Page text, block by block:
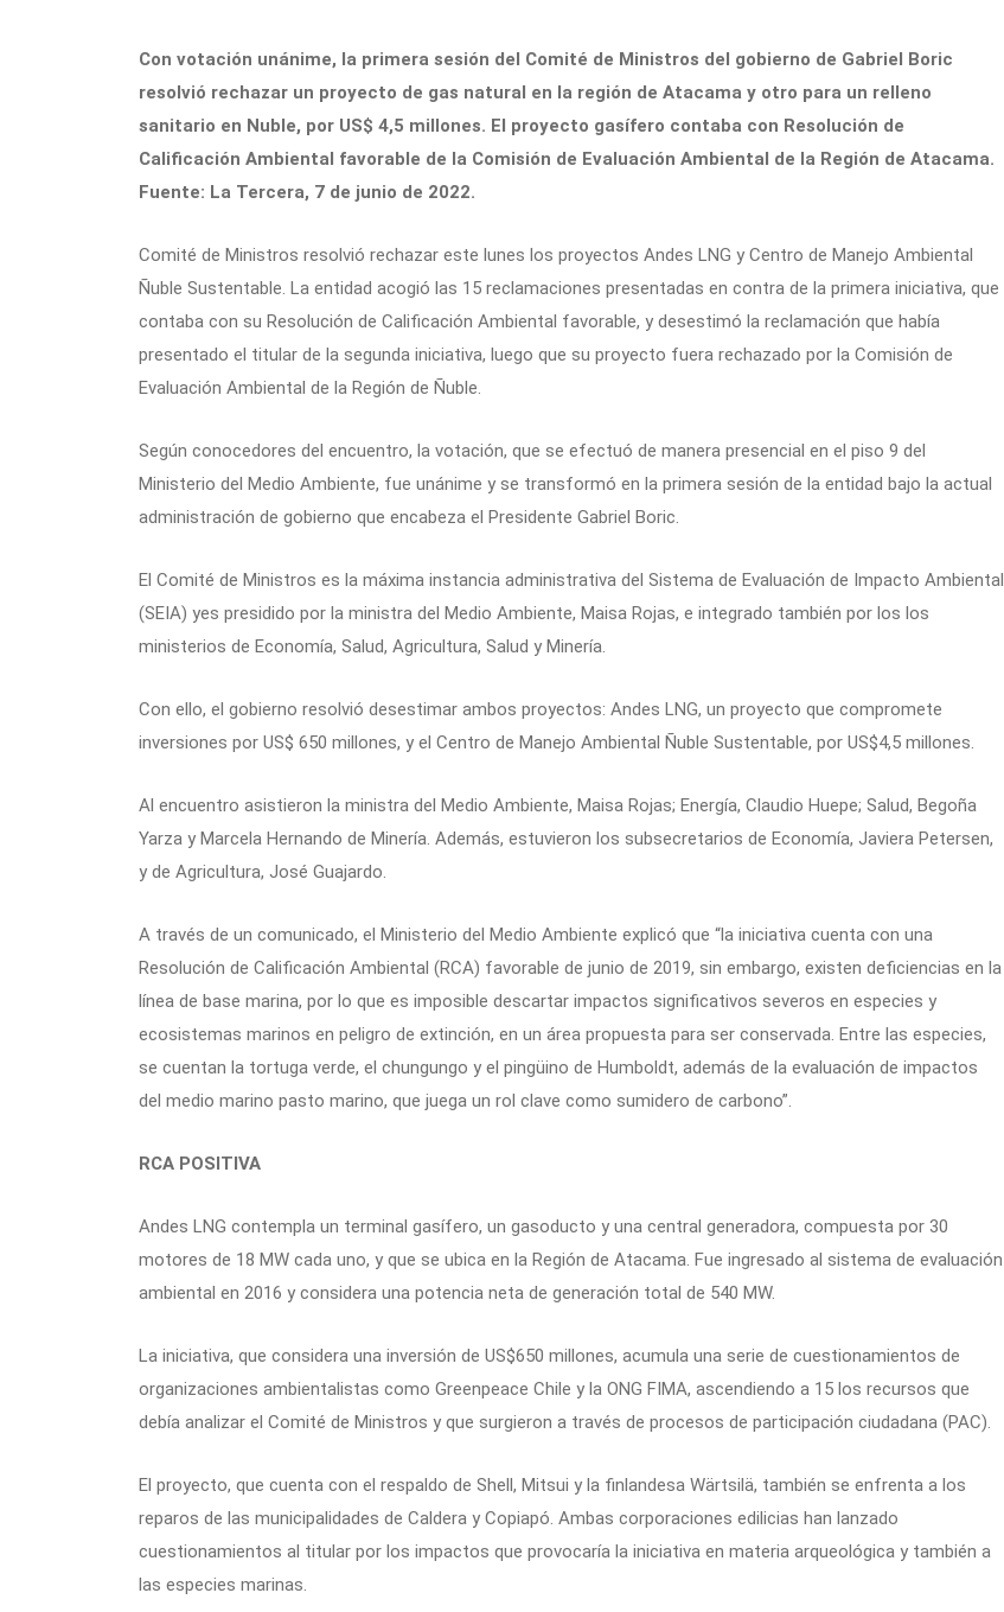
Con votación unánime, la primera sesión del Comité de Ministros del gobierno de Gabriel Boric
resolvió rechazar un proyecto de gas natural en la región de Atacama y otro para un relleno
sanitario en Nuble, por US$ 4,5 millones. El proyecto gasífero contaba con Resolución de
Calificación Ambiental favorable de la Comisión de Evaluación Ambiental de la Región de Atacama.
Fuente: La Tercera, 7 de junio de 2022.
Comité de Ministros resolvió rechazar este lunes los proyectos Andes LNG y Centro de Manejo Ambiental
Ñuble Sustentable. La entidad acogió las 15 reclamaciones presentadas en contra de la primera iniciativa, que
contaba con su Resolución de Calificación Ambiental favorable, y desestimó la reclamación que había
presentado el titular de la segunda iniciativa, luego que su proyecto fuera rechazado por la Comisión de
Evaluación Ambiental de la Región de Ñuble.
Según conocedores del encuentro, la votación, que se efectuó de manera presencial en el piso 9 del
Ministerio del Medio Ambiente, fue unánime y se transformó en la primera sesión de la entidad bajo la actual
administración de gobierno que encabeza el Presidente Gabriel Boric.
El Comité de Ministros es la máxima instancia administrativa del Sistema de Evaluación de Impacto Ambiental
(SEIA) yes presidido por la ministra del Medio Ambiente, Maisa Rojas, e integrado también por los los
ministerios de Economía, Salud, Agricultura, Salud y Minería.
Con ello, el gobierno resolvió desestimar ambos proyectos: Andes LNG, un proyecto que compromete
inversiones por US$ 650 millones, y el Centro de Manejo Ambiental Ñuble Sustentable, por US$4,5 millones.
Al encuentro asistieron la ministra del Medio Ambiente, Maisa Rojas; Energía, Claudio Huepe; Salud, Begoña
Yarza y Marcela Hernando de Minería. Además, estuvieron los subsecretarios de Economía, Javiera Petersen,
y de Agricultura, José Guajardo.
A través de un comunicado, el Ministerio del Medio Ambiente explicó que “la iniciativa cuenta con una
Resolución de Calificación Ambiental (RCA) favorable de junio de 2019, sin embargo, existen deficiencias en la
línea de base marina, por lo que es imposible descartar impactos significativos severos en especies y
ecosistemas marinos en peligro de extinción, en un área propuesta para ser conservada. Entre las especies,
se cuentan la tortuga verde, el chungungo y el pingüino de Humboldt, además de la evaluación de impactos
del medio marino pasto marino, que juega un rol clave como sumidero de carbono”.
RCA POSITIVA
Andes LNG contempla un terminal gasífero, un gasoducto y una central generadora, compuesta por 30
motores de 18 MW cada uno, y que se ubica en la Región de Atacama. Fue ingresado al sistema de evaluación
ambiental en 2016 y considera una potencia neta de generación total de 540 MW.
La iniciativa, que considera una inversión de US$650 millones, acumula una serie de cuestionamientos de
organizaciones ambientalistas como Greenpeace Chile y la ONG FIMA, ascendiendo a 15 los recursos que
debía analizar el Comité de Ministros y que surgieron a través de procesos de participación ciudadana (PAC).
El proyecto, que cuenta con el respaldo de Shell, Mitsui y la finlandesa Wärtsilä, también se enfrenta a los
reparos de las municipalidades de Caldera y Copiapó. Ambas corporaciones edilicias han lanzado
cuestionamientos al titular por los impactos que provocaría la iniciativa en materia arqueológica y también a
las especies marinas.